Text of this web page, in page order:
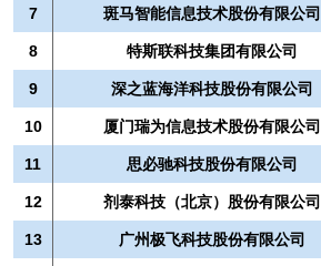
7 斑马智能信息技术股份有限公司
8 特斯联科技集团有限公司
9 深之蓝海洋科技股份有限公司
10 厦门瑞为信息技术股份有限公司
11 思必驰科技股份有限公司
12 剂泰科技（北京）股份有限公司
13 广州极飞科技股份有限公司